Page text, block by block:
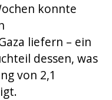
konnte
liefern – ein
dessen, was
von 2,1